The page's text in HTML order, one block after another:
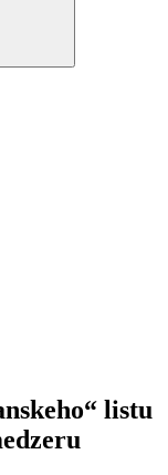
listu